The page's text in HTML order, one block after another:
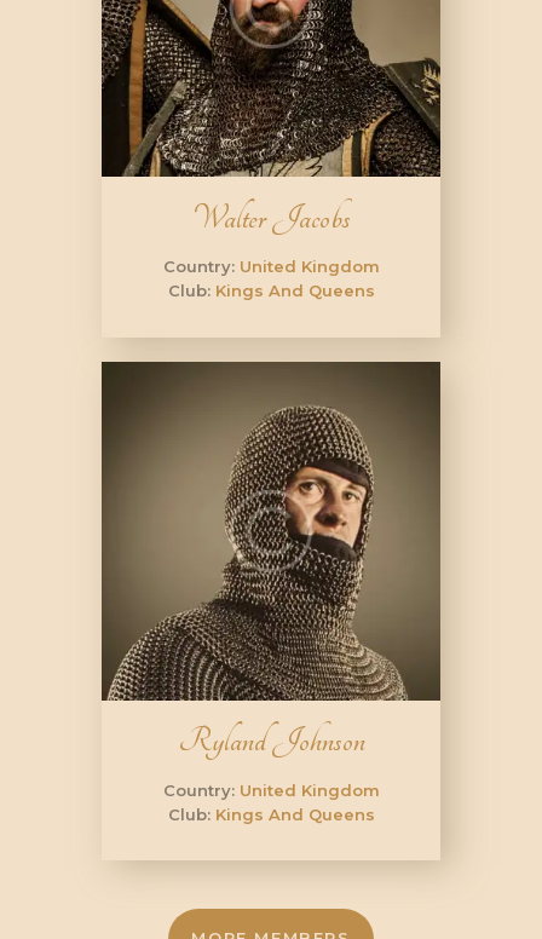
Walter Jacobs
Country: United Kingdom
Club: Kings And Queens
Ryland Johnson
Country: United Kingdom
Club: Kings And Queens